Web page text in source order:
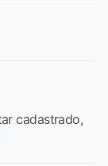
cadastrado,